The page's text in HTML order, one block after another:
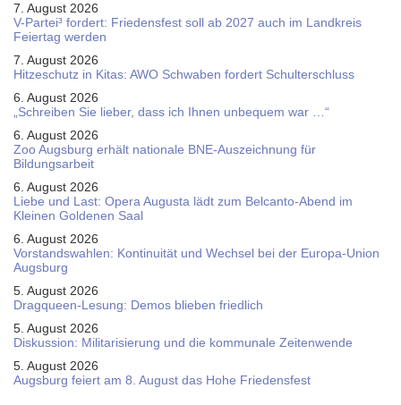
7. August 2026
V-Partei­³ fordert: Friedens­fest soll ab 2027 auch im Land­kreis
Feier­tag werden
7. August 2026
Hitzeschutz in Kitas: AWO Schwaben fordert Schulterschluss
6. August 2026
„Schreiben Sie lieber, dass ich Ihnen unbequem war …“
6. August 2026
Zoo Augsburg erhält nationale BNE-Auszeichnung für
Bildungsarbeit
6. August 2026
Liebe und Last: Opera Augusta lädt zum Belcanto-Abend im
Kleinen Goldenen Saal
6. August 2026
Vorstandswahlen: Kontinuität und Wechsel bei der Europa-Union
Augsburg
5. August 2026
Dragqueen-Lesung: Demos blieben friedlich
5. August 2026
Diskussion: Mi­li­ta­ri­sie­rung und die kommunale Zeitenwende
5. August 2026
Augsburg feiert am 8. August das Hohe Friedensfest